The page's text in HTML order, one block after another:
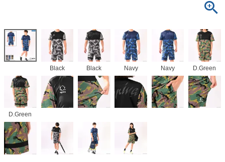
Black Black Navy Navy D.Green
D.Green